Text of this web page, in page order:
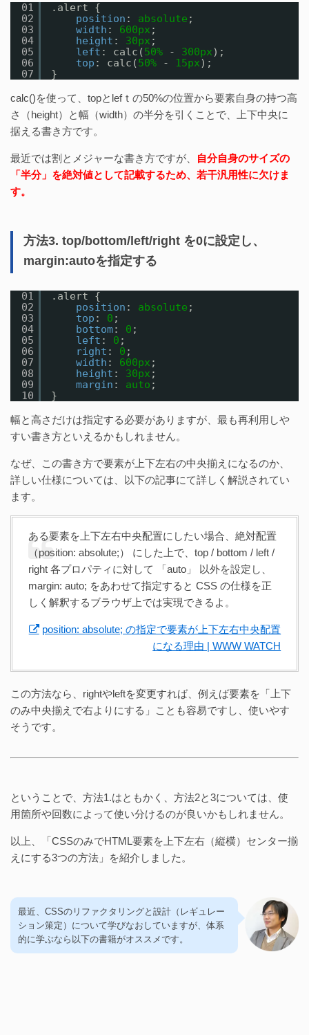
01
02
03
04
05
06
07
.alert {
position : absolute ;
width : 600px ;
height : 30px ;
left : calc(50% - 300px);
top : calc(50% - 15px);
}
calc()を使って、topとlefｔの50%の位置から要素自身の持つ高
さ（height）と幅（width）の半分を引くことで、上下中央に
据える書き方です。
最近では割とメジャーな書き方ですが、
自分自身のサイズの
「半分」を絶対値として記載するため、若干汎用性に欠けま
す。
方法3. top/bottom/left/right を0に設定し、
margin:autoを指定する
01
02
03
04
05
06
07
08
09
10
.alert {
position : absolute ;
top : 0 ;
bottom: 0 ;
left : 0 ;
right : 0 ;
width : 600px ;
height : 30px ;
margin : auto ;
}
幅と高さだけは指定する必要がありますが、最も再利用しや
すい書き方といえるかもしれません。
なぜ、この書き方で要素が上下左右の中央揃えになるのか、
詳しい仕様については、以下の記事にて詳しく解説されてい
ます。
ある要素を上下左右中央配置にしたい場合、絶対配置
（position: absolute;） にした上で、top / bottom / left /
right 各プロパティに対して 「auto」 以外を設定し、
margin: auto; をあわせて指定すると CSS の仕様を正
しく解釈するブラウザ上では実現できるよ。
position: absolute; の指定で要素が上下左右中央配置
になる理由 | WWW WATCH
この方法なら、rightやleftを変更すれば、例えば要素を「上下
のみ中央揃えで右よりにする」ことも容易ですし、使いやす
そうです。
ということで、方法1.はともかく、方法2と3については、使
用箇所や回数によって使い分けるのが良いかもしれません。
以上、「CSSのみでHTML要素を上下左右（縦横）センター揃
えにする3つの方法」を紹介しました。
最近、CSSのリファクタリングと設計（レギュレー
ション策定）について学びなおしていますが、体系
的に学ぶなら以下の書籍がオススメです。